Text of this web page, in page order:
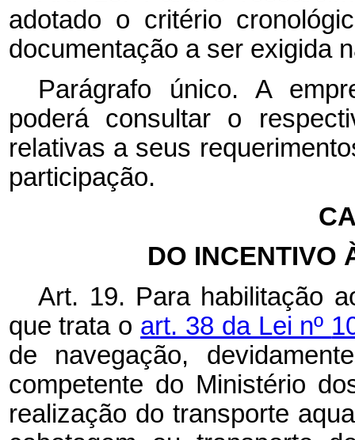
adotado o critério
documentação a ser exigida
Parágrafo único. A
poderá consultar o
relativas a seus
participação.
DO INCENTIVO
Art. 19. Para habilitação
que trata o art. 38 da Lei nº
de navegação,
competente do Ministério
realização do transporte